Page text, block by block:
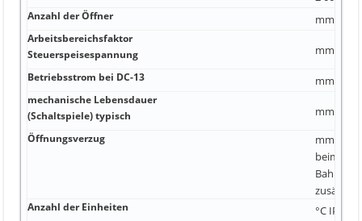
Anzahl der Öffner mm²
Arbeitsbereichsfaktor
Steuerspeisespannung
mm²
Betriebsstrom bei DC-13 mm²
mechanische Lebensdauer
(Schaltspiele) typisch
mm Ja
Öffnungsverzug
mm Ja
beim
Anzahl der Einheiten °C IP00 A